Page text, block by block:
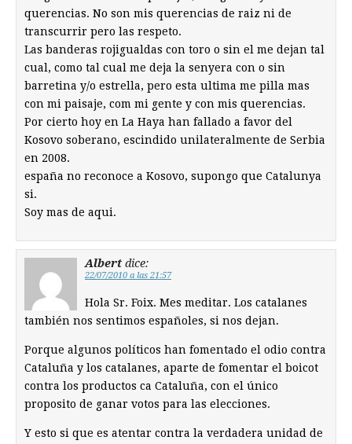
querencias. No son mis querencias de raiz ni de
transcurrir pero las respeto.
Las banderas rojigualdas con toro o sin el me dejan tal
cual, como tal cual me deja la senyera con o sin
barretina y/o estrella, pero esta ultima me pilla mas
con mi paisaje, com mi gente y con mis querencias.
Por cierto hoy en La Haya han fallado a favor del
Kosovo soberano, escindido unilateralmente de Serbia
en 2008.
españa no reconoce a Kosovo, supongo que Catalunya
si.
Soy mas de aqui.
Albert dice:
22/07/2010 a las 21:57
Hola Sr. Foix. Mes meditar. Los catalanes
también nos sentimos españoles, si nos dejan.
Porque algunos políticos han fomentado el odio contra
Cataluña y los catalanes, aparte de fomentar el boicot
contra los productos ca Cataluña, con el único
proposito de ganar votos para las elecciones.
Y esto si que es atentar contra la verdadera unidad de